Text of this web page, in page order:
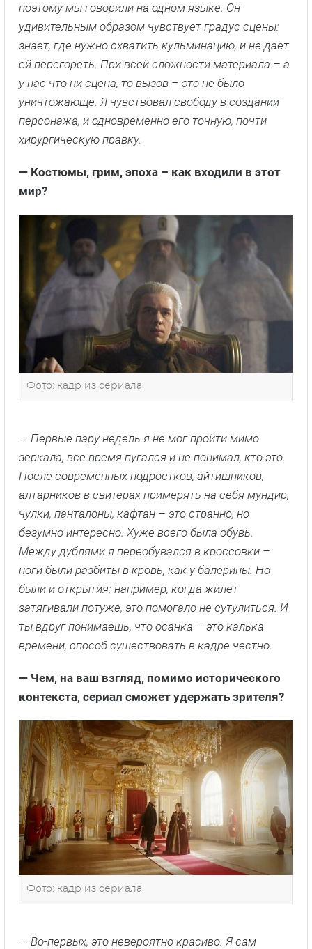
поэтому мы говорили на одном языке. Он
удивительным образом чувствует градус сцены:
знает, где нужно схватить кульминацию, и не дает
ей перегореть. При всей сложности материала – а
у нас что ни сцена, то вызов – это не было
уничтожающе. Я чувствовал свободу в создании
персонажа, и одновременно его точную, почти
хирургическую правку.
— Костюмы, грим, эпоха – как входили в этот
мир?
Фото: кадр из сериала
— Первые пару недель я не мог пройти мимо
зеркала, все время пугался и не понимал, кто это.
После современных подростков, айтишников,
алтарников в свитерах примерять на себя мундир,
чулки, панталоны, кафтан – это странно, но
безумно интересно. Хуже всего была обувь.
Между дублями я переобувался в кроссовки –
ноги были разбиты в кровь, как у балерины. Но
были и открытия: например, когда жилет
затягивали потуже, это помогало не сутулиться. И
ты вдруг понимаешь, что осанка – это калька
времени, способ существовать в кадре честно.
— Чем, на ваш взгляд, помимо исторического
контекста, сериал сможет удержать зрителя?
Фото: кадр из сериала
— Во-первых, это невероятно красиво. Я сам